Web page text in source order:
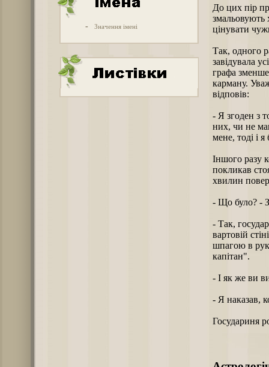
- Значення імені
До цих пір
змальовують
цінувати
Так, одного
завідувала
графа
карману.
відповів:
- Я згоден з
них, чи не
мене, тоді і
Іншого разу
покликав
хвилин
- Що було? - З
- Так,
вартовій
шпагою в
капітан".
- І як же ви
- Я наказав,
Государиня